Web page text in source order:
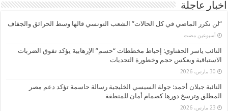
اخبار عاجلة
“لن نكرر الماضي في كل الحالات” الشعب التونسي قالها وسط الحرائق والجفاف
‏أسبوعين مضت
النائب ياسر الحفناوي: إحباط مخططات “حسم” الإرهابية يؤكد تفوق الضربات
الاستباقية ويعكس حجم وخطورة التحديات
30 مارس، 2026
النائبة جيلان أحمد: جولة السيسي الخليجية رسالة حاسمة تؤكد دعم مصر
المطلق وترسخ دورها كصمام أمان للمنطقة
23 مارس، 2026